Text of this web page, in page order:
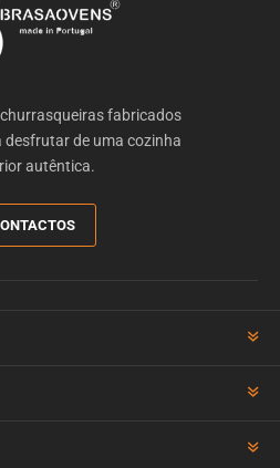
fabricados
desfrutar de uma cozinha
autêntica.